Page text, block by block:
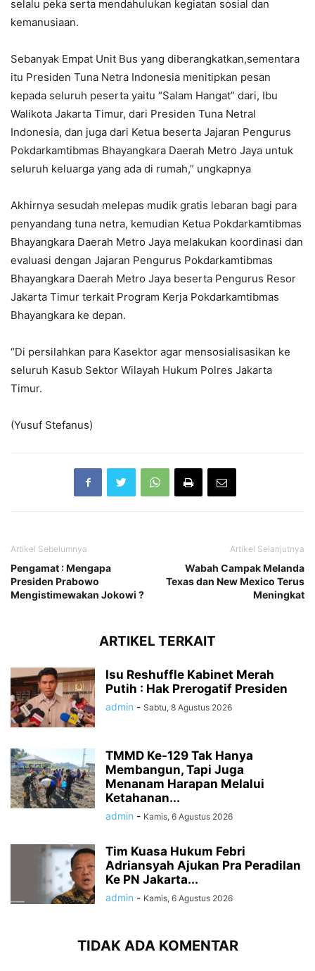
selalu peka serta mendahulukan kegiatan sosial dan
kemanusiaan.
Sebanyak Empat Unit Bus yang diberangkatkan,sementara
itu Presiden Tuna Netra Indonesia menitipkan pesan
kepada seluruh peserta yaitu “Salam Hangat” dari, Ibu
Walikota Jakarta Timur, dari Presiden Tuna Netral
Indonesia, dan juga dari Ketua beserta Jajaran Pengurus
Pokdarkamtibmas Bhayangkara Daerah Metro Jaya untuk
seluruh keluarga yang ada di rumah,” ungkapnya
Akhirnya sesudah melepas mudik gratis lebaran bagi para
penyandang tuna netra, kemudian Ketua Pokdarkamtibmas
Bhayangkara Daerah Metro Jaya melakukan koordinasi dan
evaluasi dengan Jajaran Pengurus Pokdarkamtibmas
Bhayangkara Daerah Metro Jaya beserta Pengurus Resor
Jakarta Timur terkait Program Kerja Pokdarkamtibmas
Bhayangkara ke depan.
“Di persilahkan para Kasektor agar mensosialisasikan ke
seluruh Kasub Sektor Wilayah Hukum Polres Jakarta
Timur.
(Yusuf Stefanus)
Artikel Sebelumnya
Pengamat : Mengapa
Presiden Prabowo
Mengistimewakan Jokowi ?
Artikel Selanjutnya
Wabah Campak Melanda
Texas dan New Mexico Terus
Meningkat
ARTIKEL TERKAIT
Isu Reshuffle Kabinet Merah
Putih : Hak Prerogatif Presiden
admin - Sabtu, 8 Agustus 2026
TMMD Ke-129 Tak Hanya
Membangun, Tapi Juga
Menanam Harapan Melalui
Ketahanan...
admin - Kamis, 6 Agustus 2026
Tim Kuasa Hukum Febri
Adriansyah Ajukan Pra Peradilan
Ke PN Jakarta...
admin - Kamis, 6 Agustus 2026
TIDAK ADA KOMENTAR